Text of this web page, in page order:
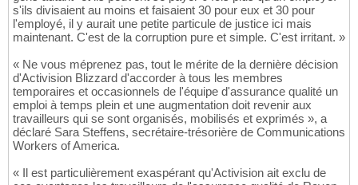
s'ils divisaient au moins et faisaient 30 pour eux et 30 pour
l'employé, il y aurait une petite particule de justice ici mais
maintenant. C'est de la corruption pure et simple. C'est irritant. »
« Ne vous méprenez pas, tout le mérite de la dernière décision
d'Activision Blizzard d'accorder à tous les membres
temporaires et occasionnels de l'équipe d'assurance qualité un
emploi à temps plein et une augmentation doit revenir aux
travailleurs qui se sont organisés, mobilisés et exprimés », a
déclaré Sara Steffens, secrétaire-trésorière de Communications
Workers of America.
« Il est particulièrement exaspérant qu'Activision ait exclu de